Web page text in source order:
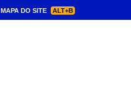
MAPA DO SITE ALT+B